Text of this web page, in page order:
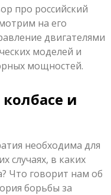
про российский
на его
двигателями
моделей и
мощностей.
и
необходима для
случаях, в каких
Что говорит нам об
борьбы за